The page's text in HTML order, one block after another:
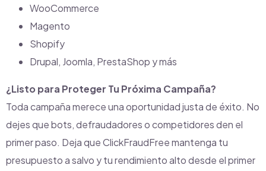
WooCommerce
Magento
Shopify
Drupal, Joomla, PrestaShop y más
¿Listo para Proteger Tu Próxima Campaña?
Toda campaña merece una oportunidad justa de éxito. No
dejes que bots, defraudadores o competidores den el
primer paso. Deja que ClickFraudFree mantenga tu
presupuesto a salvo y tu rendimiento alto desde el primer